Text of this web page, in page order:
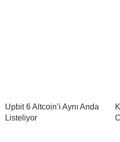
Upbit 6 Altcoin’i Aynı Anda
Listeliyor